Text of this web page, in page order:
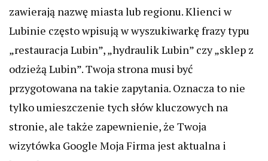
zawierają nazwę miasta lub regionu. Klienci w
Lubinie często wpisują w wyszukiwarkę frazy typu
„restauracja Lubin”, „hydraulik Lubin” czy „sklep z
odzieżą Lubin”. Twoja strona musi być
przygotowana na takie zapytania. Oznacza to nie
tylko umieszczenie tych słów kluczowych na
stronie, ale także zapewnienie, że Twoja
wizytówka Google Moja Firma jest aktualna i